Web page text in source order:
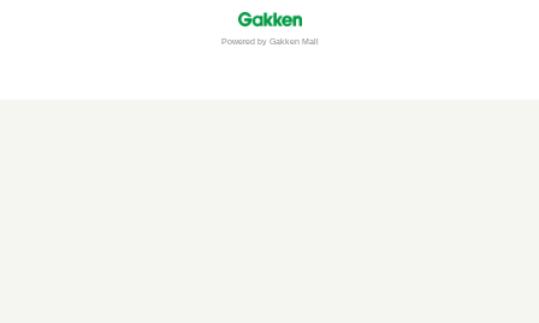
Powered by Gakken Mall